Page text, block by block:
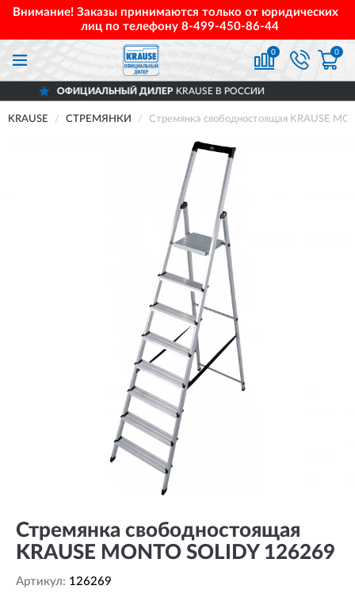
Внимание! Заказы принимаются только от юридических
лиц по телефону 8-499-450-86-44
0 0
ДИЛЕРKRAUSE В РОССИИ
KRAUSE СТРЕМЯНКИ Стремянка свободностоящая KRAUSE
Стремянка свободностоящая
KRAUSE MONTO SOLIDY 126269
Артикул: 126269